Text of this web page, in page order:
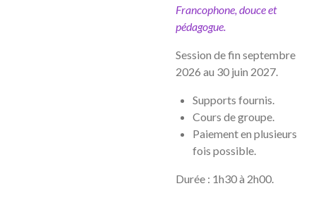
Francophone, douce et
pédagogue.
Session de fin septembre
2026 au 30 juin 2027.
Supports fournis.
Cours de groupe.
Paiement en plusieurs
fois possible.
Durée : 1h30 à 2h00.